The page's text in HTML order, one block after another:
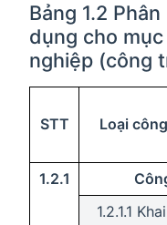
Bảng 1.2
dụng cho
nghiệp (công
STT Loại
1.2.1
1.2.1.1